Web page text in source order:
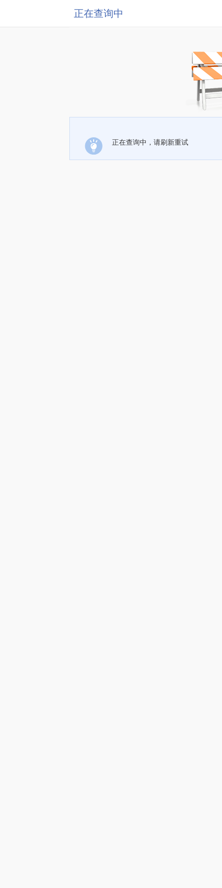
正在查询中
正在查询中，请刷新重试